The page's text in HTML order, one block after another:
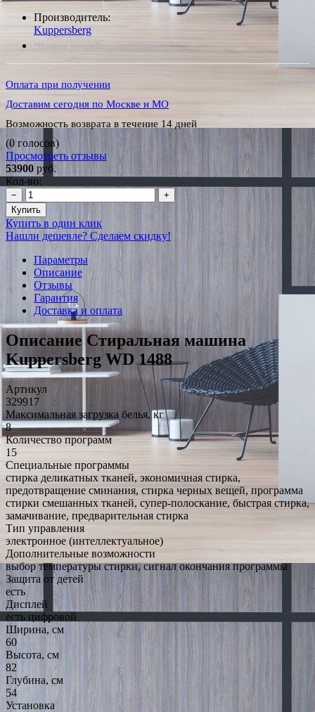
Производитель:
Kuppersberg
*Наличие уточняйте у менеджера
Оплата при получении
Доставим сегодня по Москве и МО
Возможность возврата в течение 14 дней
(0 голосов)
Просмотреть отзывы
53900 руб.
Кол-во:
−
+
Купить
Купить в один клик
Нашли дешевле? Сделаем скидку!
Параметры
Описание
Отзывы
Гарантия
Доставка и оплата
Описание Стиральная машина
Kuppersberg WD 1488
Артикул
329917
Максимальная загрузка белья, кг
8
Количество программ
15
Специальные программы
стирка деликатных тканей, экономичная стирка,
предотвращение сминания, стирка черных вещей, программа
стирки смешанных тканей, супер-полоскание, быстрая стирка,
замачивание, предварительная стирка
Тип управления
электронное (интеллектуальное)
Дополнительные возможности
выбор температуры стирки, сигнал окончания программы
Защита от детей
есть
Дисплей
есть цифровой
Ширина, см
60
Высота, см
82
Глубина, см
54
Установка